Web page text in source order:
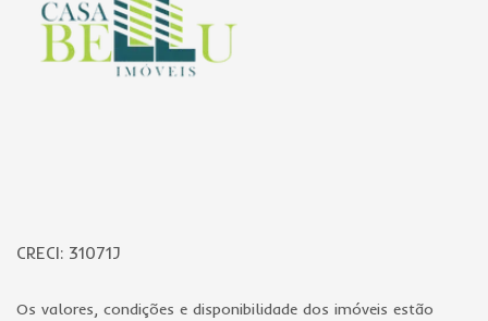
CRECI: 31071J
Os valores, condições e disponibilidade dos imóveis estão